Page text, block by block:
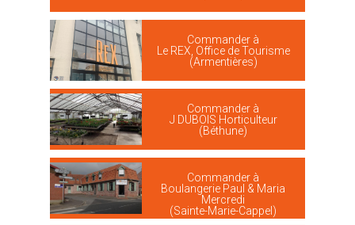
Commander à
Le REX, Office de Tourisme
(Armentières)
Commander à
J DUBOIS Horticulteur
(Béthune)
Commander à
Boulangerie Paul & Maria
Mercredi
(Sainte-Marie-Cappel)